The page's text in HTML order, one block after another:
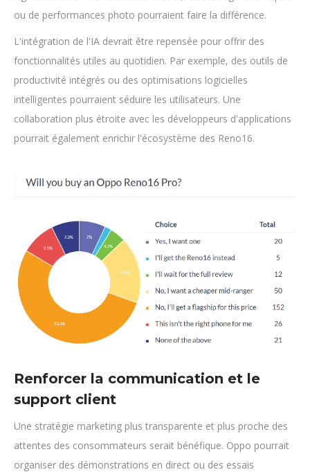
ou de performances photo pourraient faire la différence.
L'intégration de l'IA devrait être repensée pour offrir des
fonctionnalités utiles au quotidien. Par exemple, des outils de
productivité intégrés ou des optimisations logicielles
intelligentes pourraient séduire les utilisateurs. Une
collaboration plus étroite avec les développeurs d'applications
pourrait également enrichir l'écosystème des Reno16.
Renforcer la communication et le
support client
Une stratégie marketing plus transparente et plus proche des
attentes des consommateurs serait bénéfique. Oppo pourrait
organiser des démonstrations en direct ou des essais